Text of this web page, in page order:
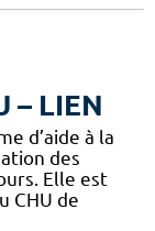
– LIEN
d’aide à la
des
Elle est
CHU de